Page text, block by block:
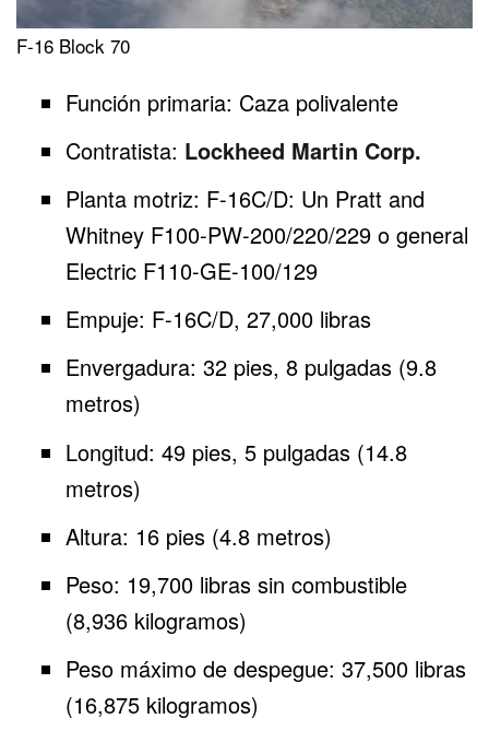
F-16 Block 70
Función primaria: Caza polivalente
Contratista: Lockheed Martin Corp.
Planta motriz: F-16C/D: Un Pratt and
Whitney F100-PW-200/220/229 o general
Electric F110-GE-100/129
Empuje: F-16C/D, 27,000 libras
Envergadura: 32 pies, 8 pulgadas (9.8
metros)
Longitud: 49 pies, 5 pulgadas (14.8
metros)
Altura: 16 pies (4.8 metros)
Peso: 19,700 libras sin combustible
(8,936 kilogramos)
Peso máximo de despegue: 37,500 libras
(16,875 kilogramos)